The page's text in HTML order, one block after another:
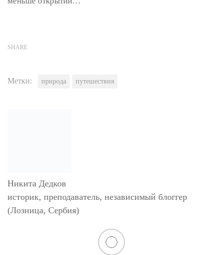
SHARE
Метки: природа путешествия
Никита Дедков
историк, преподаватель, независимый блоггер
(Лозница, Сербия)